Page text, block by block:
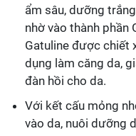
ẩm sâu, dưỡng
nhờ vào thành phần
Gatuline được chiết
dụng làm căng da,
đàn hồi cho da.
Với kết cấu mỏng
vào da, nuôi dưỡng